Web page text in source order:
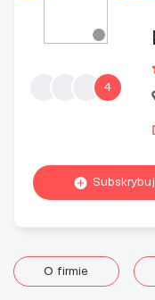
4
Subskrybuj
O firmie